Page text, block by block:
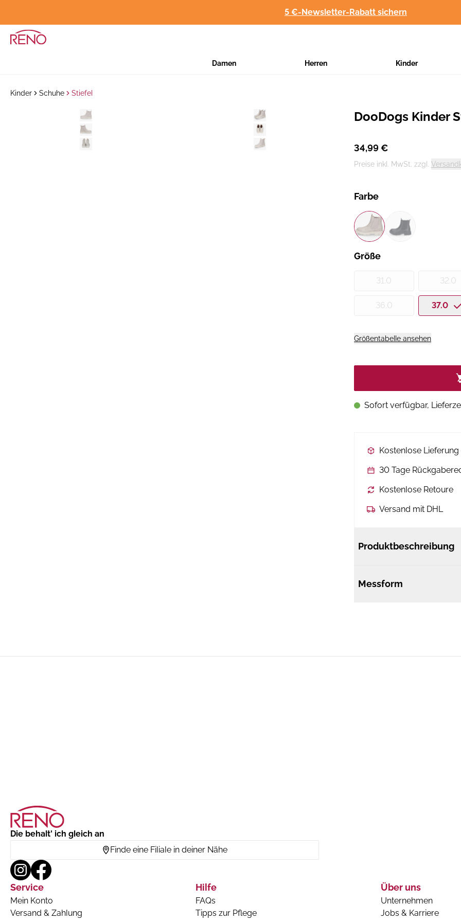
5 €-Newsletter-Rabatt sichern
Damen Herren Kinder
Kinder Schuhe Stiefel
Hersteller:
DooDogs Kinder
34,99 €
Preise inkl. MwSt. zzgl.
Farbe
Größe
31.0 32.0
36.0 37.0
Größentabelle ansehen
Sofort verfügbar,
Kostenlose
30 Tage
Kostenlose Retoure
Versand mit DHL
Produktbeschreibung
Messform
Die behalt' ich gleich an
Finde eine Filiale in deiner Nähe
Service
Mein Konto
Versand & Zahlung
Hilfe
FAQs
Tipps zur Pflege
Über uns
Unternehmen
Jobs & Karriere